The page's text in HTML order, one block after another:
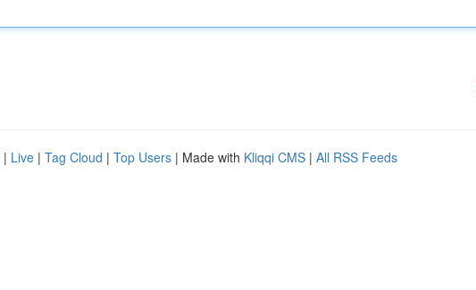
| Live | Tag Cloud | Top Users | Made with Kliqqi CMS | All RSS Feeds